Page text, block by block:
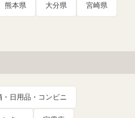
熊本県 大分県 宮崎県
日用品・コンビニ